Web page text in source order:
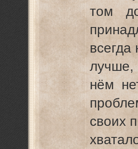
том
всегда
лучше,
нём
своих